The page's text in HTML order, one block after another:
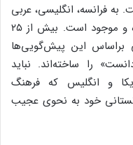
فرانسه، انگلیسی، عربی
و بسیاری زبان‌های دیگر نیز ترجمه شده و موجود است. بیش از ۲۵
براساس این پیش‌گویی‌ها
را ساخته‌اند. نباید
و انگلیس که فرهنگ
خود به نحوی عجیب